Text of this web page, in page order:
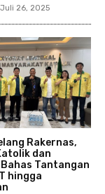
Juli 26, 2025
Rakernas,
dan
Bahas Tantangan
hingga